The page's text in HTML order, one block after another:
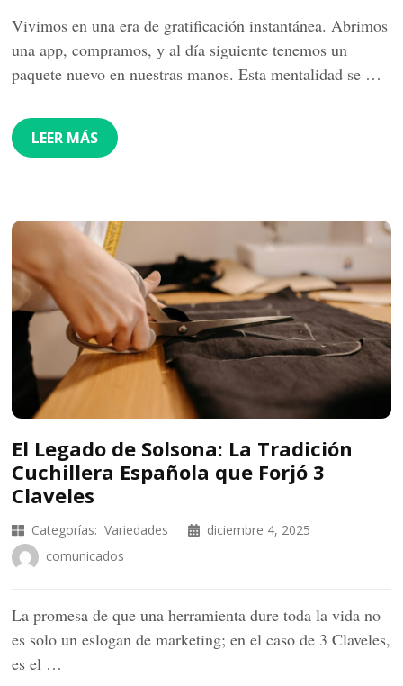
Vivimos en una era de gratificación instantánea. Abrimos
una app, compramos, y al día siguiente tenemos un
paquete nuevo en nuestras manos. Esta mentalidad se …
LEER MÁS
El Legado de Solsona: La Tradición
Cuchillera Española que Forjó 3
Claveles
Categorías: Variedades
diciembre 4, 2025
comunicados
La promesa de que una herramienta dure toda la vida no
es solo un eslogan de marketing; en el caso de 3 Claveles,
es el …